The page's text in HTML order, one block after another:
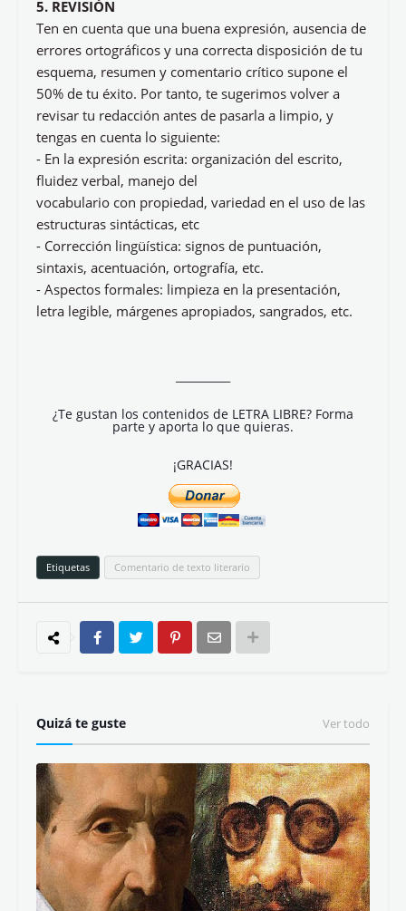
5. REVISIÓN
Ten en cuenta que una buena expresión, ausencia de
errores ortográficos y una correcta disposición de tu
esquema, resumen y comentario crítico supone el
50% de tu éxito. Por tanto, te sugerimos volver a
revisar tu redacción antes de pasarla a limpio, y
tengas en cuenta lo siguiente:
- En la expresión escrita: organización del escrito,
fluidez verbal, manejo del
vocabulario con propiedad, variedad en el uso de las
estructuras sintácticas, etc
- Corrección lingüística: signos de puntuación,
sintaxis, acentuación, ortografía, etc.
- Aspectos formales: limpieza en la presentación,
letra legible, márgenes apropiados, sangrados, etc.
¿Te gustan los contenidos de LETRA LIBRE? Forma
parte y aporta lo que quieras.
¡GRACIAS!
Etiquetas Comentario de texto literario
Quizá te guste Ver todo